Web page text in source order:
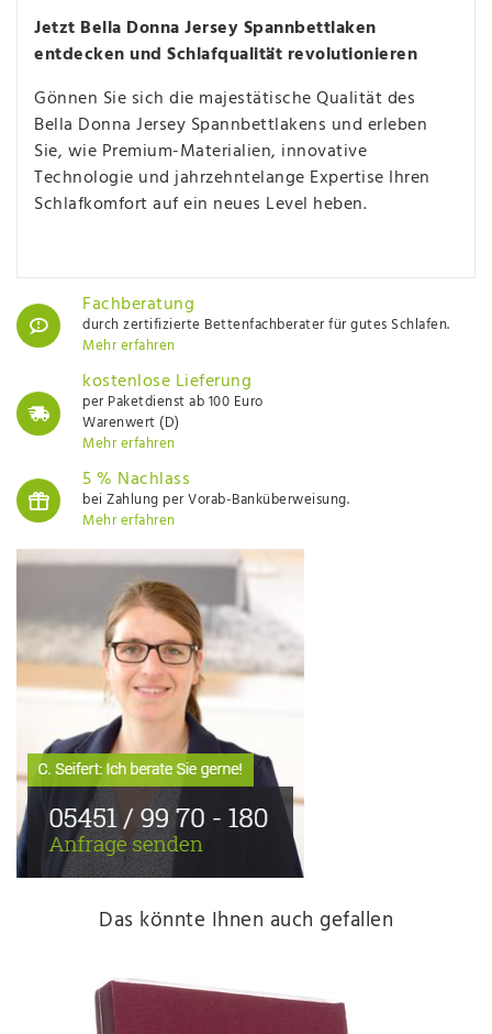
Jetzt Bella Donna Jersey Spannbettlaken
entdecken und Schlafqualität revolutionieren
Gönnen Sie sich die majestätische Qualität des
Bella Donna Jersey Spannbettlakens und erleben
Sie, wie Premium-Materialien, innovative
Technologie und jahrzehntelange Expertise Ihren
Schlafkomfort auf ein neues Level heben.
Fachberatung
durch zertifizierte Bettenfachberater für gutes Schlafen.
Mehr erfahren
kostenlose Lieferung
per Paketdienst ab 100 Euro
Warenwert (D)
Mehr erfahren
5 % Nachlass
bei Zahlung per Vorab-Banküberweisung.
Mehr erfahren
Das könnte Ihnen auch gefallen